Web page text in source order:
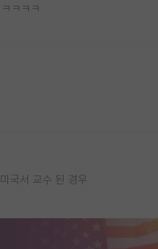
ㅋㅋㅋ
국서 교수 된 경우